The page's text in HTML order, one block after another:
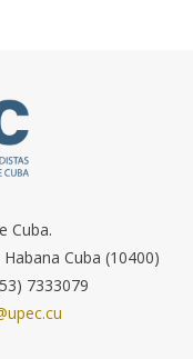
Cuba.
Cuba (10400)
7333079